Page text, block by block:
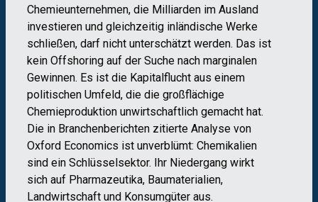
Chemieunternehmen, die Milliarden im Ausland
investieren und gleichzeitig inländische Werke
schließen, darf nicht unterschätzt werden. Das ist
kein Offshoring auf der Suche nach marginalen
Gewinnen. Es ist die Kapitalflucht aus einem
politischen Umfeld, die die großflächige
Chemieproduktion unwirtschaftlich gemacht hat.
Die in Branchenberichten zitierte Analyse von
Oxford Economics ist unverblümt: Chemikalien
sind ein Schlüsselsektor. Ihr Niedergang wirkt
sich auf Pharmazeutika, Baumaterialien,
Landwirtschaft und Konsumgüter aus.